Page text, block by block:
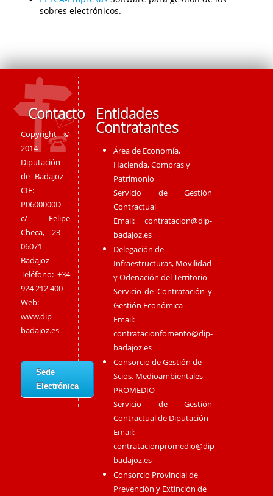
sobres electrónicos.
Contacto
Copyright ©
2014
Diputación
de Badajoz -
CIF:
P0600000D
c/ Felipe
Checa, 23 -
06071
Badajoz
Teléfono: +34
924 212 400
Web:
www.dip-
badajoz.es
Sede
Electrónica
Entidades
Contratantes
Área de Economía,
Hacienda, Compras y
Patrimonio
Servicio de Gestión
Contractual
Email:contratacion@dip-
badajoz.es
Delegación de
Infraestructuras, Movilidad
y Odenación del Territorio
Servicio de Contratación y
Gestión Económica
Email:
contratacionfomento@dip-
badajoz.es
Consorcio de Gestión de
Scios. Medioambientales
PROMEDIO
Servicio de Gestión
Contractual de Diputación
Email:
contratacionpromedio@dip-
badajoz.es
Consorcio Provincial de
Prevención y Extinción de